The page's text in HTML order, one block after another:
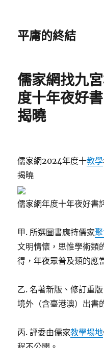
平庸的終結
儒家網找九
度十年夜好
揭曉
儒家網2024年度十教學
揭曉
儒家網年度十年夜好書
甲. 所選圖書應持儒家
文明情懷，思惟學術類
得，年夜眾普及類的應
乙. 名著新版、修訂重
境外（含臺港澳）出書
丙. 評委由儒家教學場地